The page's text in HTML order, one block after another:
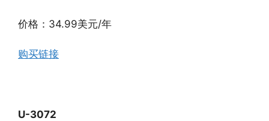
价格：34.99美元/年
购买链接
U-3072